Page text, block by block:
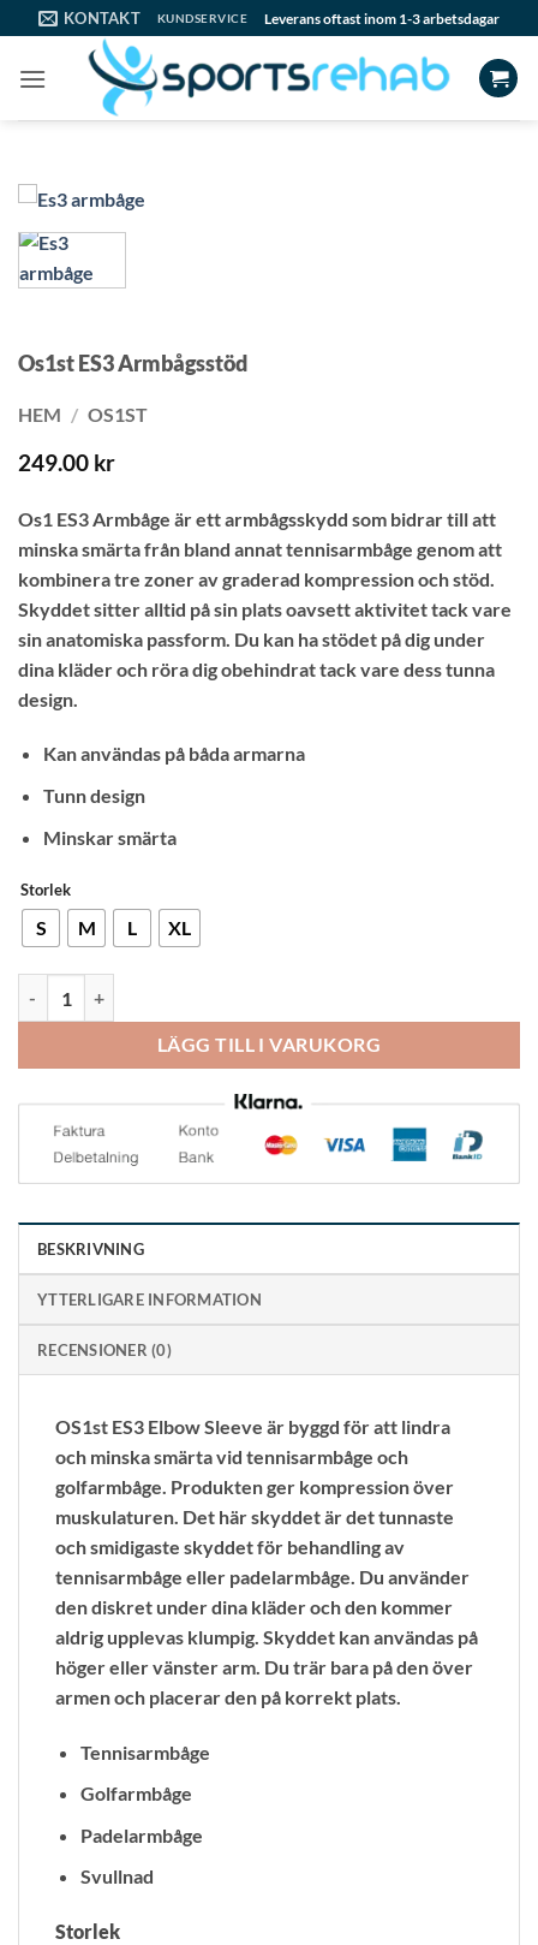
to
content
KONTAKT KUNDSERVICE Leverans oftast inom 1-3 arbetsdagar
Os1st ES3 Armbågsstöd
HEM / OS1ST
249.00 kr
Os1 ES3 Armbåge är ett armbågsskydd som bidrar till att
minska smärta från bland annat tennisarmbåge genom att
kombinera tre zoner av graderad kompression och stöd.
Skyddet sitter alltid på sin plats oavsett aktivitet tack vare
sin anatomiska passform. Du kan ha stödet på dig under
dina kläder och röra dig obehindrat tack vare dess tunna
design.
Kan användas på båda armarna
Tunn design
Minskar smärta
Storlek
S M L XL
LÄGG TILL I VARUKORG
BESKRIVNING
YTTERLIGARE INFORMATION
RECENSIONER (0)
OS1st ES3 Elbow Sleeve är byggd för att lindra
och minska smärta vid tennisarmbåge och
golfarmbåge. Produkten ger kompression över
muskulaturen. Det här skyddet är det tunnaste
och smidigaste skyddet för behandling av
tennisarmbåge eller padelarmbåge. Du använder
den diskret under dina kläder och den kommer
aldrig upplevas klumpig. Skyddet kan användas på
höger eller vänster arm. Du trär bara på den över
armen och placerar den på korrekt plats.
Tennisarmbåge
Golfarmbåge
Padelarmbåge
Svullnad
Storlek